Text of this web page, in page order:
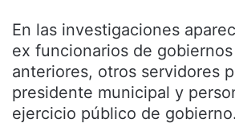
En las investigaciones
ex funcionarios de
anteriores, otros servidores
presidente municipal y
ejercicio público de gobierno.